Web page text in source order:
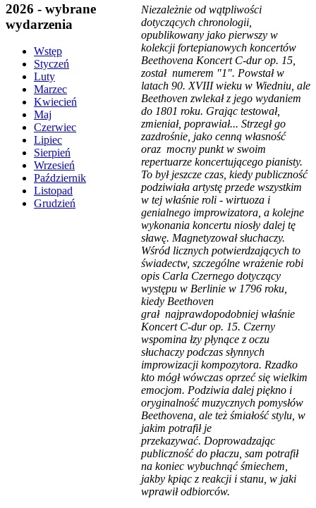
2026 - wybrane
wydarzenia
Wstęp
Styczeń
Luty
Marzec
Kwiecień
Maj
Czerwiec
Lipiec
Sierpień
Wrzesień
Październik
Listopad
Grudzień
Niezależnie od wątpliwości
dotyczących chronologii,
opublikowany jako pierwszy w
kolekcji fortepianowych koncertów
Beethovena Koncert C-dur op. 15,
został numerem "1". Powstał w
latach 90. XVIII wieku w Wiedniu, ale
Beethoven zwlekał z jego wydaniem
do 1801 roku. Grając testował,
zmieniał, poprawiał... Strzegł go
zazdrośnie, jako cenną własność
oraz mocny punkt w swoim
repertuarze koncertującego pianisty.
To był jeszcze czas, kiedy publiczność
podziwiała artystę przede wszystkim
w tej właśnie roli - wirtuoza i
genialnego improwizatora, a kolejne
wykonania koncertu niosły dalej tę
sławę. Magnetyzował słuchaczy.
Wśród licznych potwierdzających to
świadectw, szczególne wrażenie robi
opis Carla Czernego dotyczący
występu w Berlinie w 1796 roku,
kiedy Beethoven
grał najprawdopodobniej właśnie
Koncert C-dur op. 15. Czerny
wspomina łzy płynące z oczu
słuchaczy podczas słynnych
improwizacji kompozytora. Rzadko
kto mógł wówczas oprzeć się wielkim
emocjom. Podziwia dalej piękno i
oryginalność muzycznych pomysłów
Beethovena, ale też śmiałość stylu, w
jakim potrafił je
przekazywać. Doprowadzając
publiczność do płaczu, sam potrafił
na koniec wybuchnąć śmiechem,
jakby kpiąc z reakcji i stanu, w jaki
wprawił odbiorców.